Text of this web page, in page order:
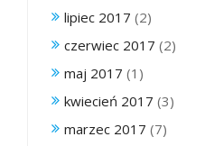
lipiec 2017 (2)
czerwiec 2017 (2)
maj 2017 (1)
kwiecień 2017 (3)
marzec 2017 (7)